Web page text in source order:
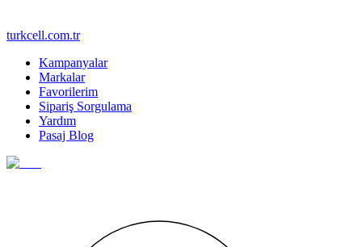
turkcell.com.tr
Kampanyalar
Markalar
Favorilerim
Sipariş Sorgulama
Yardım
Pasaj Blog